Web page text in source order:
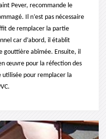
Pever, recommande le
Il n’est pas nécessaire
de remplacer la partie
car d’abord, il établit
gouttière abîmée. Ensuite, il
œuvre pour la réfection des
pour remplacer la